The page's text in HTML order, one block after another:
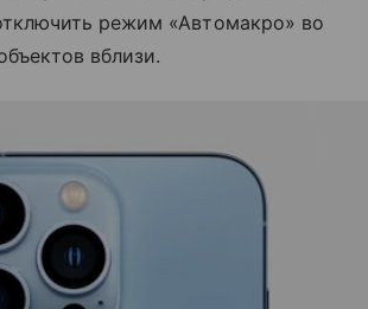
режим «Автомакро» во
вблизи.